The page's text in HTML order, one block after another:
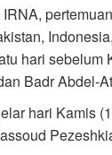
hari sebelum
Badr Abdel-
hari Kamis